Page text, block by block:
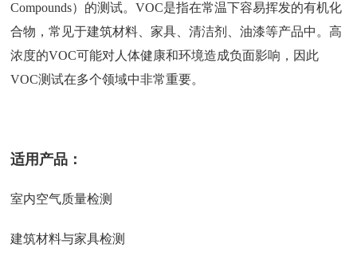
Compounds）的测试。VOC是指在常温下容易挥发的有机化
合物，常见于建筑材料、家具、清洁剂、油漆等产品中。高
浓度的VOC可能对人体健康和环境造成负面影响，因此
VOC测试在多个领域中非常重要。
适用产品：
室内空气质量检测
建筑材料与家具检测